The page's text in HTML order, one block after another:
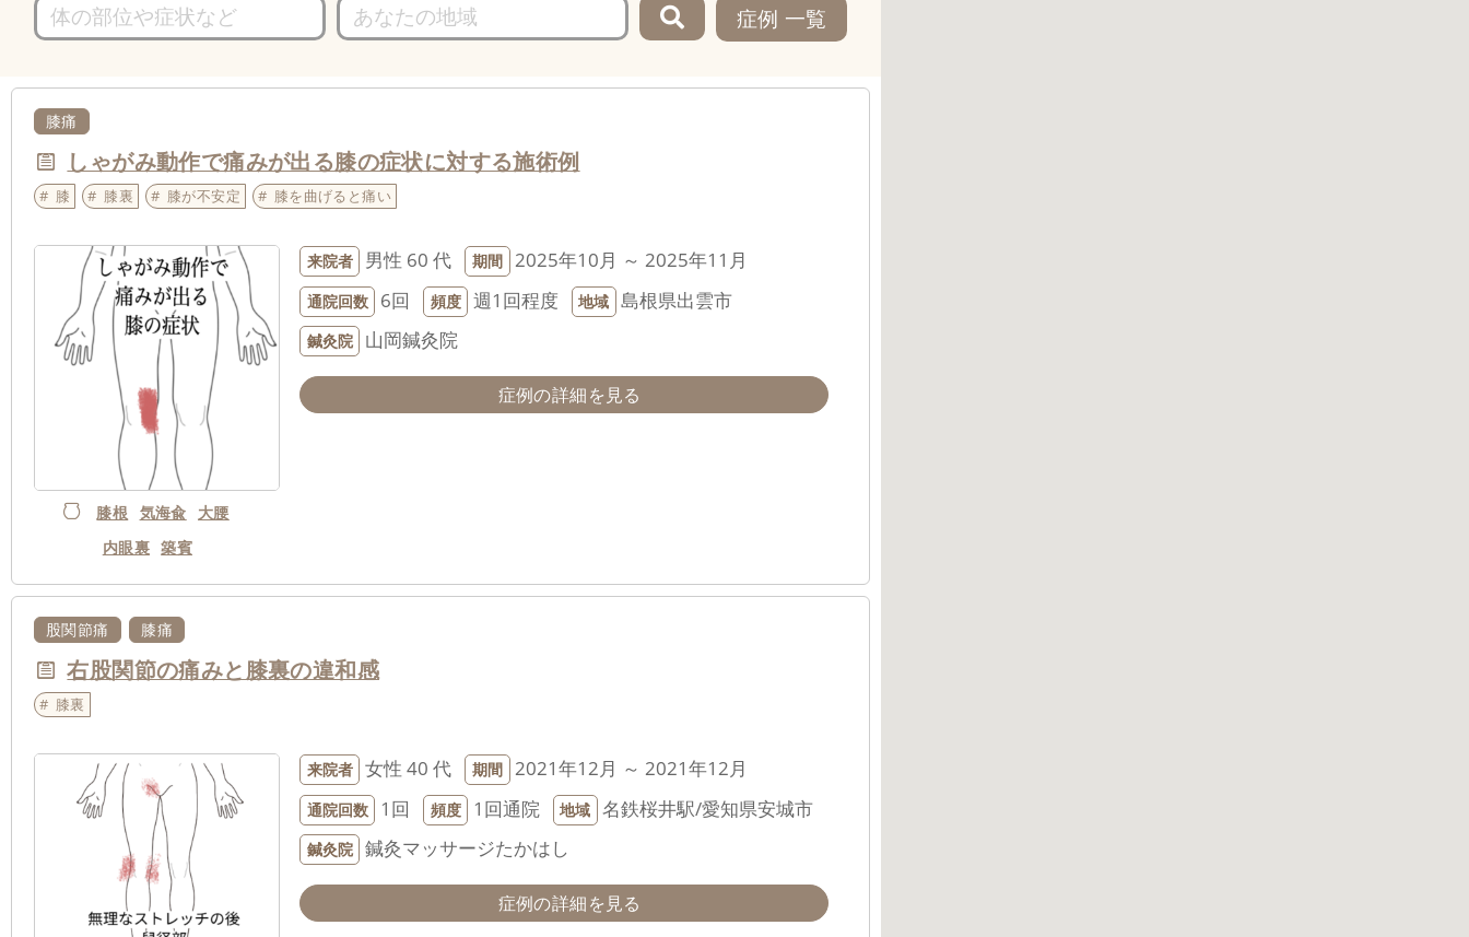
症例 一覧
膝痛
しゃがみ動作で痛みが出る膝の症状に対する施術例
膝 膝裏 膝が不安定 膝を曲げると痛い
膝根 気海兪
大腰
内眼裏 築賓
来院者 男性 60 代 期間 2025年10月 ～ 2025年11月
通院回数 6回 頻度 週1回程度 地域 島根県出雲市
鍼灸院 山岡鍼灸院
症例の詳細を見る
股関節痛 膝痛
右股関節の痛みと膝裏の違和感
膝裏
来院者 女性 40 代 期間 2021年12月 ～ 2021年12月
通院回数 1回 頻度 1回通院 地域 名鉄桜井駅/愛知県安城市
鍼灸院 鍼灸マッサージたかはし
症例の詳細を見る